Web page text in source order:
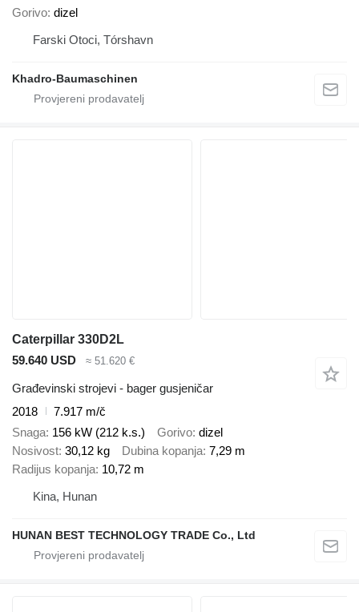
Gorivo dizel
Farski Otoci, Tórshavn
Khadro-Baumaschinen
Caterpillar 330D2L
59.640 USD
≈ 51.620 €
Građevinski strojevi - bager gusjeničar
2018
7.917 m/č
Snaga 156 kW (212 k.s.) Gorivo dizel
Nosivost 30,12 kg Dubina kopanja 7,29 m
Radijus kopanja 10,72 m
Kina, Hunan
HUNAN BEST TECHNOLOGY TRADE Co., Ltd